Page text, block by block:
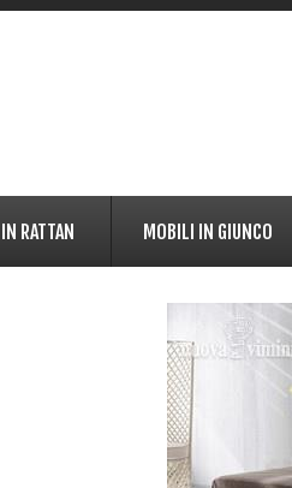
RATTAN MOBILI IN GIUNCO